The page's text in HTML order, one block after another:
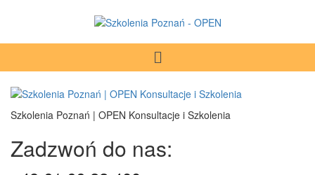
Szkolenia Poznań | OPEN Konsultacje i Szkolenia
Zadzwoń do nas: